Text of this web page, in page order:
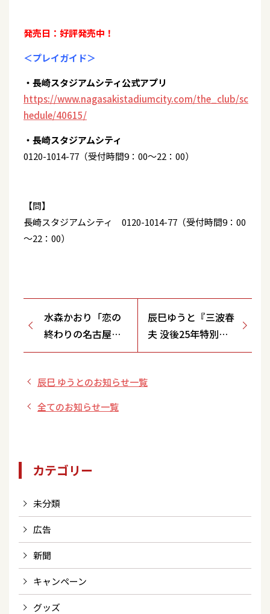
発売日：好評発売中！
＜プレイガイド＞
・長崎スタジアムシティ公式アプリ
https://www.nagasakistadiumcity.com/the_club/sc
hedule/40615/
・長崎スタジアムシティ
0120-1014-77（受付時間9：00～22：00）
【問】
長崎スタジアムシティ 0120-1014-77（受付時間9：00
～22：00）
水森かおり「恋の
終わりの名古屋に
ひとり」発売記念
典会＜福岡県/ミュ
ージックプラザイ
辰巳ゆうと『三波春
夫 没後25年特別企
画』コンサート出演
辰巳 ゆうとのお知らせ一覧
全てのお知らせ一覧
カテゴリー
未分類
広告
新聞
キャンペーン
グッズ